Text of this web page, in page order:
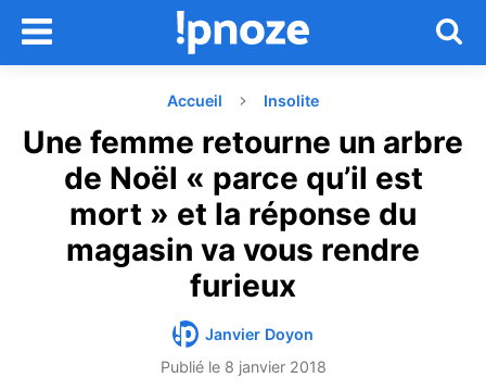
Accueil Insolite
Une femme retourne un arbre
de Noël « parce qu’il est
mort » et la réponse du
magasin va vous rendre
furieux
Janvier Doyon
Publié le 8 janvier 2018